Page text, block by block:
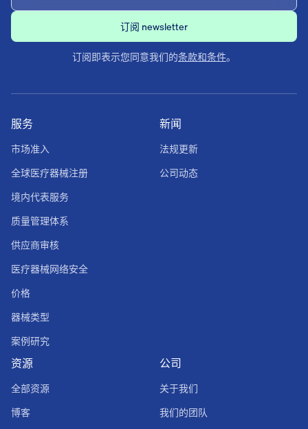
订阅即表示您同意我们的条款和条件。
新闻
法规更新
公司动态
服务
市场准入
全球医疗器械注册
境内代表服务
质量管理体系
供应商审核
医疗器械网络安全
价格
器械类型
案例研究
资源
全部资源
博客
公司
关于我们
我们的团队